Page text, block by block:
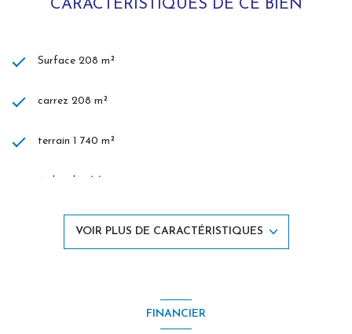
CARACTÉRISTIQUES DE CE BIEN
Surface 208 m²
carrez 208 m²
terrain 1 740 m²
6 chambre(s)
VOIR PLUS DE CARACTÉRISTIQUES
FINANCIER